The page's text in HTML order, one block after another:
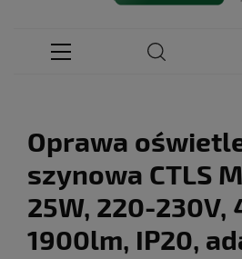
Oprawa
szynowa CTLS
25W, 220-230V,
1900lm, IP20,